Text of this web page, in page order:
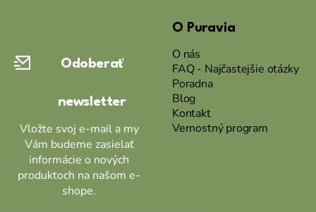
Odoberať
newsletter
Vložte svoj e-mail a my
Vám budeme zasielať
informácie o nových
produktoch na našom e-
shope.
O Puravia
O nás
FAQ - Najčastejšie otázky
Poradna
Blog
Kontakt
Vernostný program